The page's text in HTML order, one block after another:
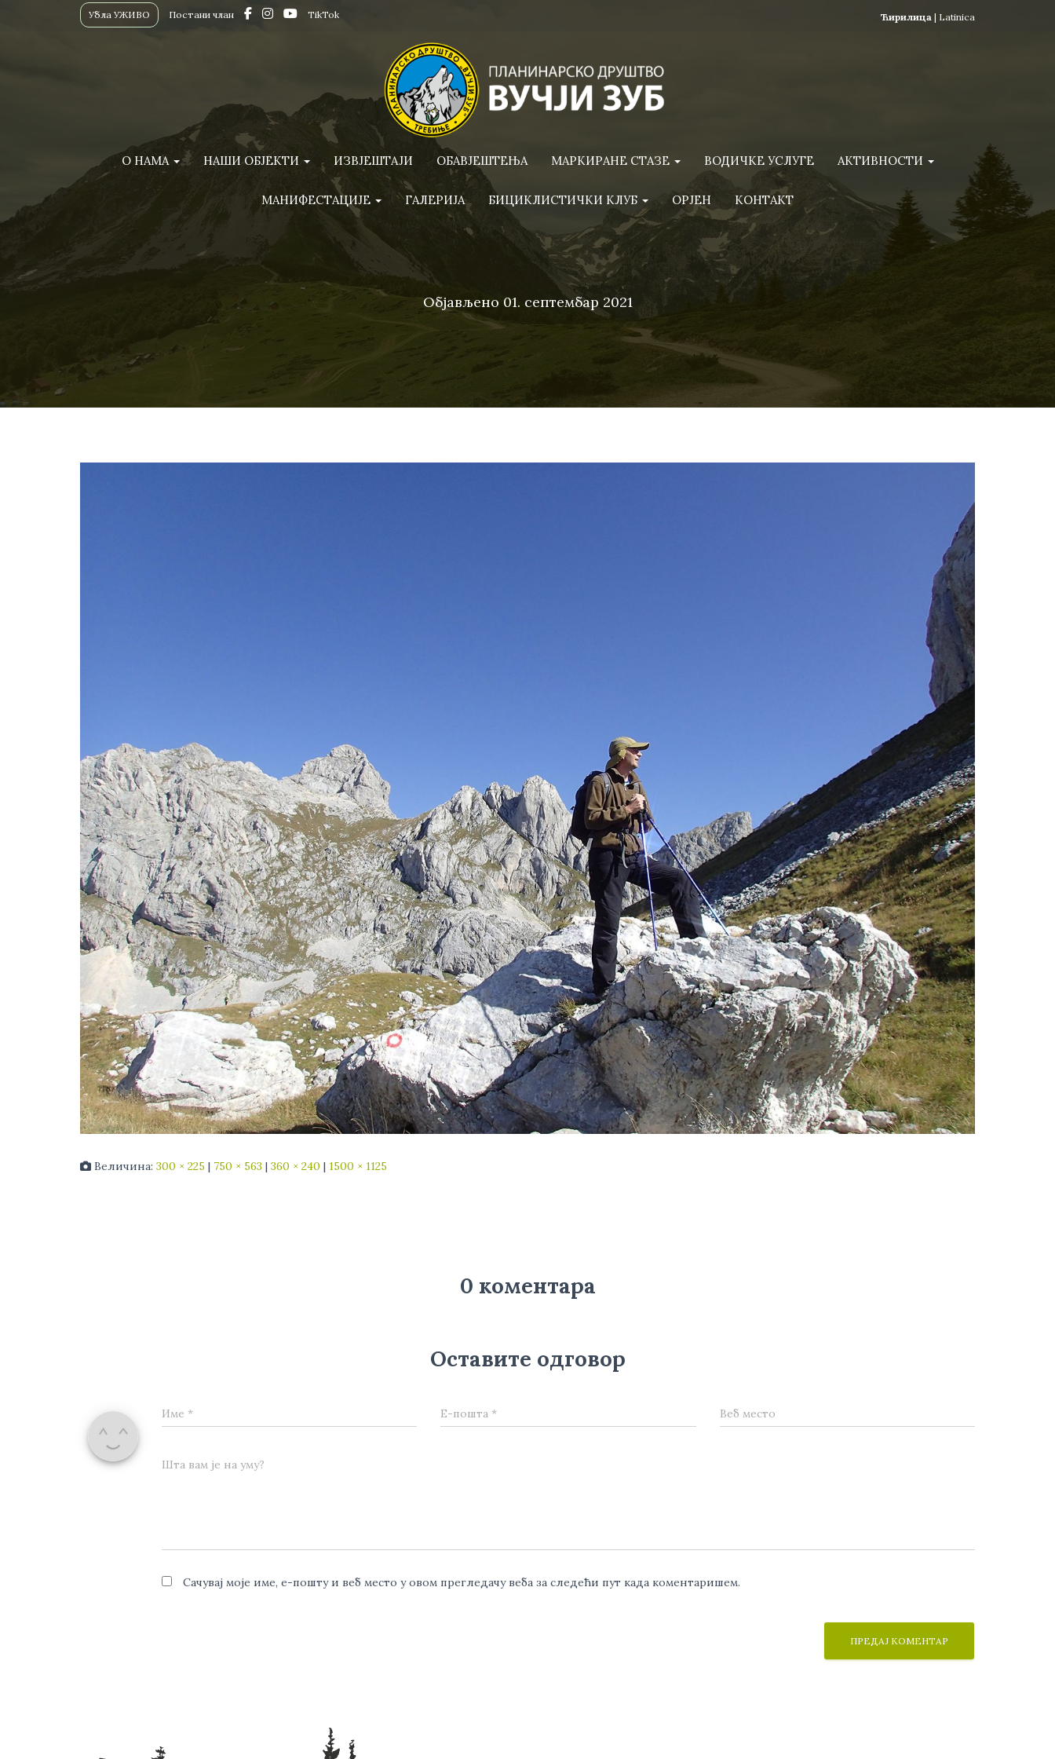
Ћирилица | Latinica
Убла УЖИВО Постани члан TikTok
О НАМА НАШИ ОБЈЕКТИ ИЗВЈЕШТАЈИ ОБАВЈЕШТЕЊА МАРКИРАНЕ СТАЗЕ ВОДИЧКЕ УСЛУГЕ АКТИВНОСТИ
МАНИФЕСТАЦИЈЕ ГАЛЕРИЈА БИЦИКЛИСТИЧКИ КЛУБ ОРЈЕН КОНТАКТ
Објављено 01. септембар 2021
Величина: 300 × 225 | 750 × 563 | 360 × 240 | 1500 × 1125
0 коментара
Оставите одговор
Име * Е-пошта * Веб место
Шта вам је на уму?
Сачувај моје име, е-пошту и веб место у овом прегледачу веба за следећи пут када коментаришем.